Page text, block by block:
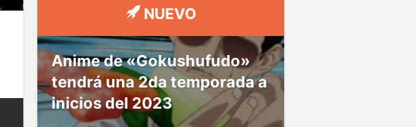
NUEVO
Anime de «Gokushufudo»
tendrá una 2da temporada a
inicios del 2023